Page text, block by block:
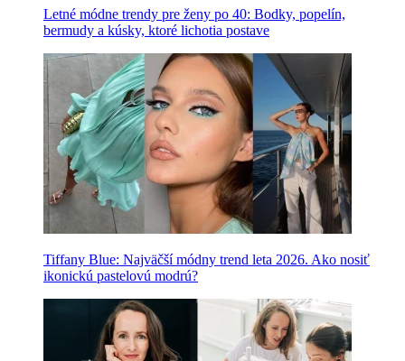
Letné módne trendy pre ženy po 40: Bodky, popelín,
bermudy a kúsky, ktoré lichotia postave
Tiffany Blue: Najväčší módny trend leta 2026. Ako nosiť
ikonickú pastelovú modrú?